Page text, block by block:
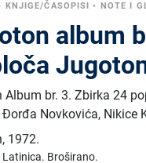
KNJIGE/ČASOPISI • NOTE I
album
Album br. 3. Zbirka 24
Novkovića, Nikice
, 1972.
Latinica. Broširano.